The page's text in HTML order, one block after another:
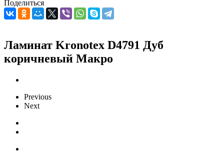
Поделиться
Ламинат Kronotex D4791 Дуб
коричневый Макро
Previous
Next